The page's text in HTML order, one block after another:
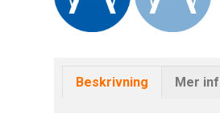
Beskrivning Mer